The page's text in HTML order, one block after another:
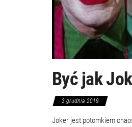
Być jak
3 grudnia 2019
Joker jest potomkiem